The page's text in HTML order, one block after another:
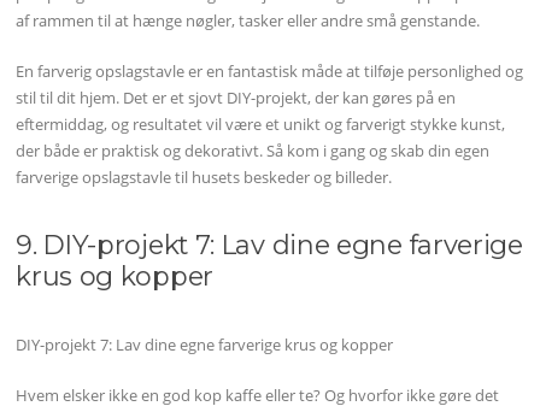
af rammen til at hænge nøgler, tasker eller andre små genstande.
En farverig opslagstavle er en fantastisk måde at tilføje personlighed og
stil til dit hjem. Det er et sjovt DIY-projekt, der kan gøres på en
eftermiddag, og resultatet vil være et unikt og farverigt stykke kunst,
der både er praktisk og dekorativt. Så kom i gang og skab din egen
farverige opslagstavle til husets beskeder og billeder.
9. DIY-projekt 7: Lav dine egne farverige
krus og kopper
DIY-projekt 7: Lav dine egne farverige krus og kopper
Hvem elsker ikke en god kop kaffe eller te? Og hvorfor ikke gøre det